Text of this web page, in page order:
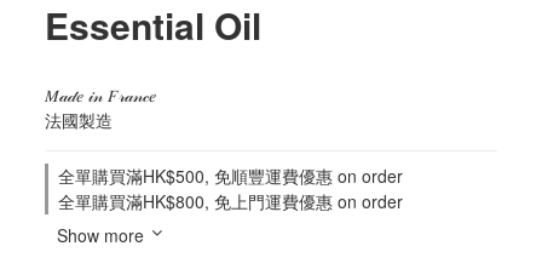
Essential Oil
𝑀𝒶𝒹𝑒 𝒾𝓃 𝐹𝓇𝒶𝓃𝒸𝑒
法國製造
全單購買滿HK$500, 免順豐運費優惠 on order
全單購買滿HK$800, 免上門運費優惠 on order
Show more